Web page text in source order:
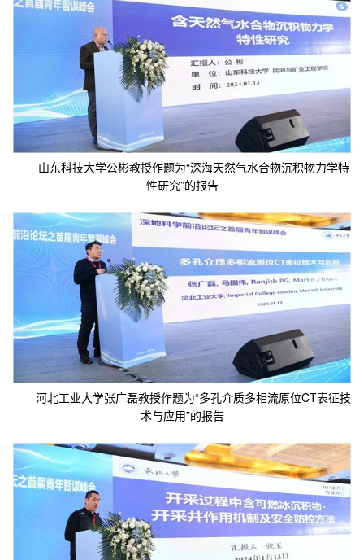
山东科技大学公彬教授作题为“深海天然气水合物沉积物力学特
性研究”的报告
河北工业大学张广磊教授作题为“多孔介质多相流原位CT表征技
术与应用”的报告